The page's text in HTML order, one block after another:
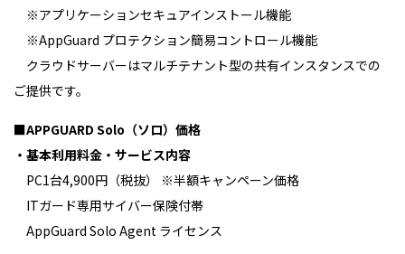
※アプリケーションセキュアインストール機能
※AppGuard プロテクション簡易コントロール機能
クラウドサーバーはマルチテナント型の共有インスタンスでの
ご提供です。
■APPGUARD Solo（ソロ）価格
・基本利用料金・サービス内容
PC1台4,900円（税抜） ※半額キャンペーン価格
ITガード専用サイバー保険付帯
AppGuard Solo Agent ライセンス